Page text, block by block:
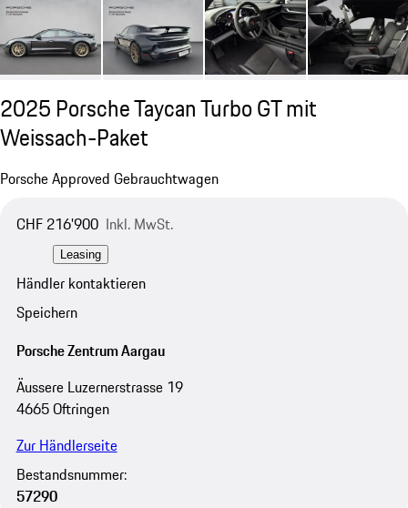
2025 Porsche Taycan Turbo GT mit
Weissach-Paket
Porsche Approved Gebrauchtwagen
CHF 216'900 Inkl. MwSt.
Leasing
Händler kontaktieren
Speichern
Porsche Zentrum Aargau
Äussere Luzernerstrasse 19
4665 Oftringen
Zur Händlerseite
Bestandsnummer:
57290